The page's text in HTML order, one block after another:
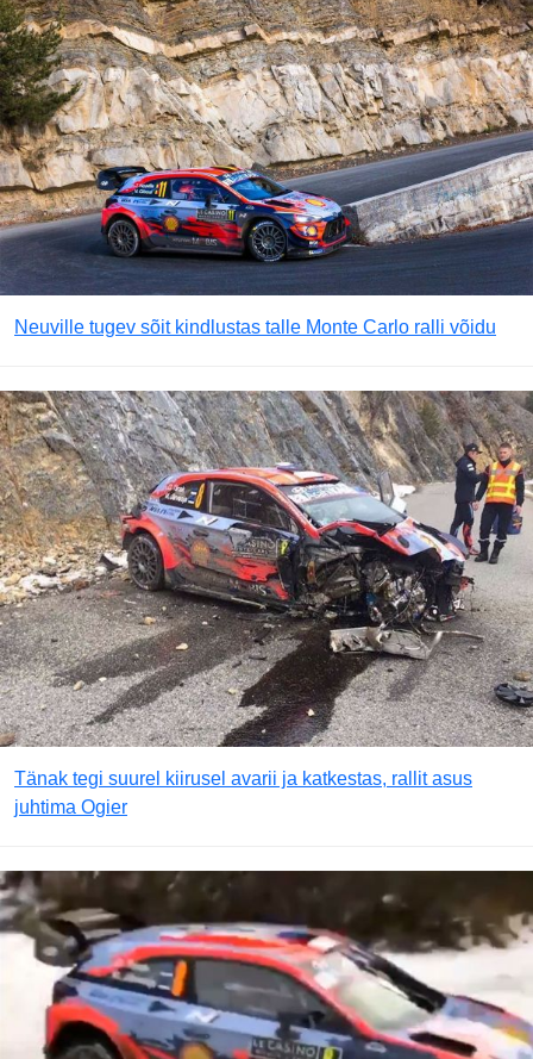
Neuville tugev sõit kindlustas talle Monte Carlo ralli võidu
Tänak tegi suurel kiirusel avarii ja katkestas, rallit asus
juhtima Ogier